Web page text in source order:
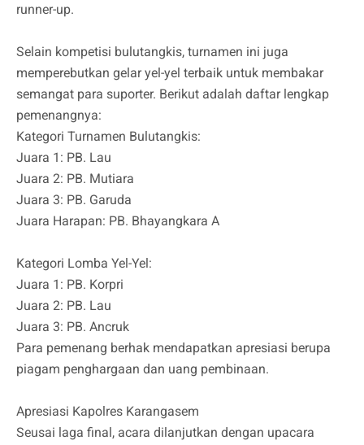
runner-up.
Selain kompetisi bulutangkis, turnamen ini juga
memperebutkan gelar yel-yel terbaik untuk membakar
semangat para suporter. Berikut adalah daftar lengkap
pemenangnya:
Kategori Turnamen Bulutangkis:
Juara 1: PB. Lau
Juara 2: PB. Mutiara
Juara 3: PB. Garuda
Juara Harapan: PB. Bhayangkara A
Kategori Lomba Yel-Yel:
Juara 1: PB. Korpri
Juara 2: PB. Lau
Juara 3: PB. Ancruk
Para pemenang berhak mendapatkan apresiasi berupa
piagam penghargaan dan uang pembinaan.
Apresiasi Kapolres Karangasem
Seusai laga final, acara dilanjutkan dengan upacara